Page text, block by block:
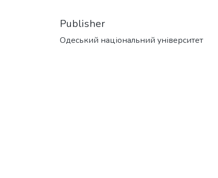
Publisher
Одеський національний університет